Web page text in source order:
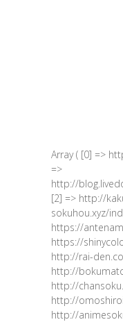
Array ( [0] =>
=>
http://
[2] => http://
sokuhou.xyz/
https://
https://
http://rai-
http://
http://
http://
http://